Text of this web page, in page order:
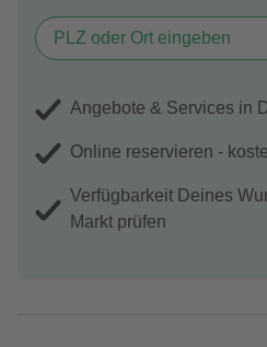
Angebote & Services in
Online reservieren -
Verfügbarkeit Deines
Markt prüfen